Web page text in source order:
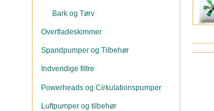
Bark og Tørv
Overfladeskimmer
Spandpumper og Tilbehør
Indvendige filtre
Powerheads og Cirkulationspumper
Luftpumper og tilbehør